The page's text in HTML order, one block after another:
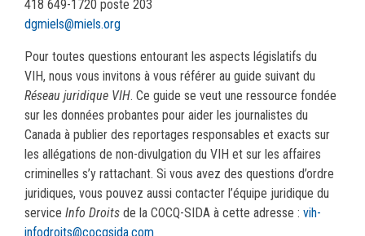
418 649-1720 poste 203
dgmiels@miels.org
Pour toutes questions entourant les aspects législatifs du
VIH, nous vous invitons à vous référer au guide suivant du
Réseau juridique VIH. Ce guide se veut une ressource fondée
sur les données probantes pour aider les journalistes du
Canada à publier des reportages responsables et exacts sur
les allégations de non-divulgation du VIH et sur les affaires
criminelles s’y rattachant. Si vous avez des questions d’ordre
juridiques, vous pouvez aussi contacter l’équipe juridique du
service Info Droits de la COCQ-SIDA à cette adresse : vih-
infodroits@cocqsida.com